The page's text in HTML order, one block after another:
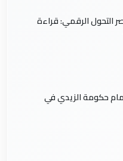
التحول الرقمي: قراءة
حكومة الزيدي في